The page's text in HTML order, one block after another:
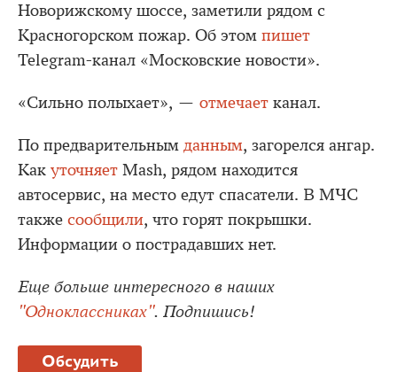
Новорижскому шоссе, заметили рядом с
Красногорском пожар. Об этом пишет
Telegram-канал «Московские новости».
«Сильно полыхает», — отмечает канал.
По предварительным данным, загорелся ангар.
Как уточняет Mash, рядом находится
автосервис, на место едут спасатели. В МЧС
также сообщили, что горят покрышки.
Информации о пострадавших нет.
Еще больше интересного в наших
"Одноклассниках". Подпишись!
Обсудить